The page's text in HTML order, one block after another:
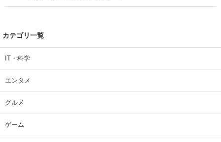
カテゴリ一覧
IT・科学
エンタメ
グルメ
ゲーム